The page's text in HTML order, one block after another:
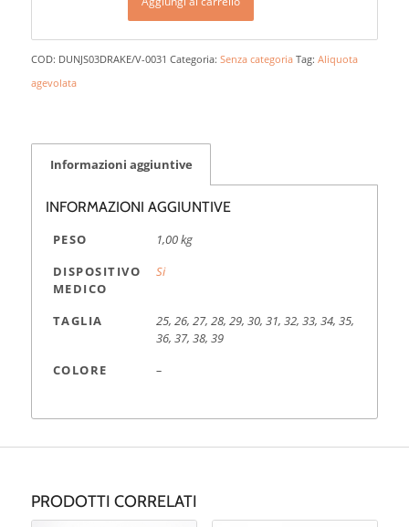
COD: DUNJS03DRAKE/V-0031 Categoria: Senza categoria Tag: Aliquota
agevolata
Informazioni aggiuntive
INFORMAZIONI AGGIUNTIVE
PESO
1,00 kg
DISPOSITIVO
MEDICO
Si
TAGLIA
25, 26, 27, 28, 29, 30, 31, 32, 33, 34, 35,
36, 37, 38, 39
COLORE
–
PRODOTTI CORRELATI